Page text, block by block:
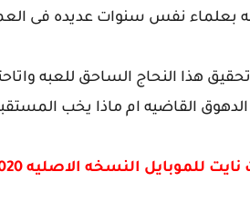
بعلماء نفس سنوات عديده فى
هذا النحاج الساحق للعبه
القاضيه ام ماذا يخب